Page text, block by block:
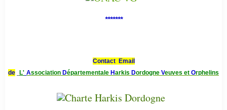
*******
Contact Email
de L' Association Départementale Harkis Dordogne Veuves et Orphelins